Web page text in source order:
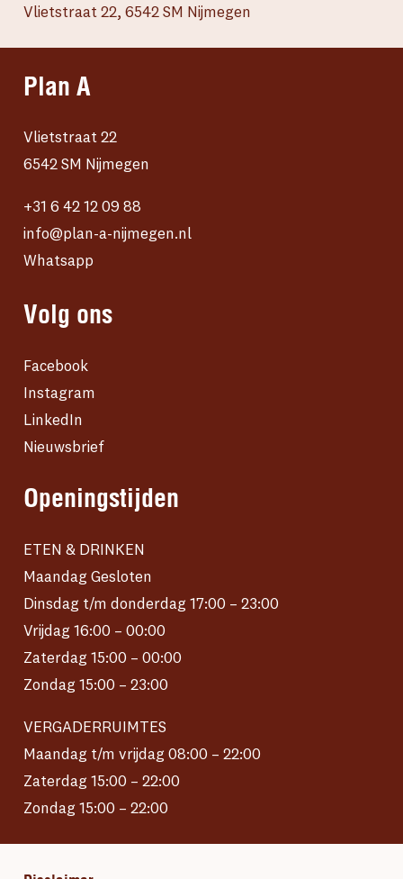
Vlietstraat 22, 6542 SM Nijmegen
Plan A
Vlietstraat 22
6542 SM Nijmegen
+31 6 42 12 09 88
info@plan-a-nijmegen.nl
Whatsapp
Volg ons
Facebook
Instagram
LinkedIn
Nieuwsbrief
Openingstijden
ETEN & DRINKEN
Maandag Gesloten
Dinsdag t/m donderdag 17:00 – 23:00
Vrijdag 16:00 – 00:00
Zaterdag 15:00 – 00:00
Zondag 15:00 – 23:00
VERGADERRUIMTES
Maandag t/m vrijdag 08:00 – 22:00
Zaterdag 15:00 – 22:00
Zondag 15:00 – 22:00